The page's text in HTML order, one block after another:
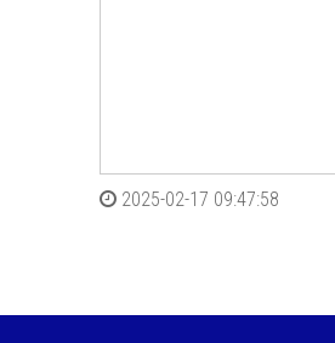
2025-02-17 09:47:58